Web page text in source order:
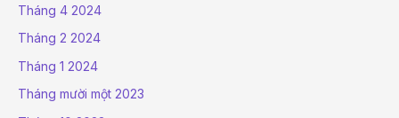
Tháng 4 2024
Tháng 2 2024
Tháng 1 2024
Tháng mười một 2023